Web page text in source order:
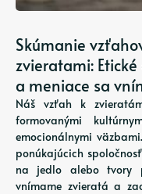
Skúmanie
zvieratami:
a meniace sa
Náš vzťah k
formovanými
emocionálnymi
ponúkajúcich
na jedlo alebo tvory
vnímame zvieratá a